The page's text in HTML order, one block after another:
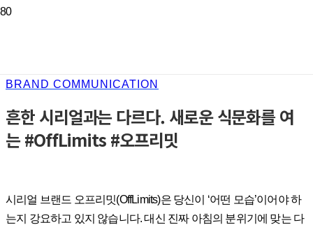
BRAND COMMUNICATION
흔한 시리얼과는 다르다. 새로운 식문화를 여
는 #OffLimits #오프리밋
시리얼 브랜드 오프리밋(OffLimits)은 당신이 ‘어떤 모습’이어야 하
는지 강요하고 있지 않습니다. 대신 진짜 아침의 분위기에 맞는 다